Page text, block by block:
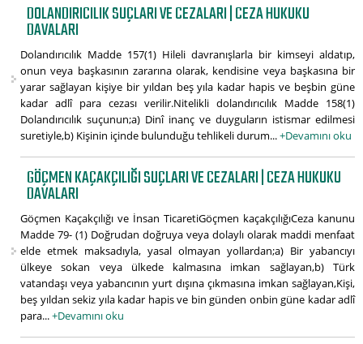
DOLANDIRICILIK SUÇLARI VE CEZALARI | CEZA HUKUKU
DAVALARI
Dolandırıcılık Madde 157(1) Hileli davranışlarla bir kimseyi aldatıp,
onun veya başkasının zararına olarak, kendisine veya başkasına bir
yarar sağlayan kişiye bir yıldan beş yıla kadar hapis ve beşbin güne
kadar adlî para cezası verilir.Nitelikli dolandırıcılık Madde 158(1)
Dolandırıcılık suçunun;a) Dinî inanç ve duyguların istismar edilmesi
suretiyle,b) Kişinin içinde bulunduğu tehlikeli durum...+Devamını oku
GÖÇMEN KAÇAKÇILIĞI SUÇLARI VE CEZALARI | CEZA HUKUKU
DAVALARI
Göçmen Kaçakçılığı ve İnsan TicaretiGöçmen kaçakçılığıCeza kanunu
Madde 79- (1) Doğrudan doğruya veya dolaylı olarak maddi menfaat
elde etmek maksadıyla, yasal olmayan yollardan;a) Bir yabancıyı
ülkeye sokan veya ülkede kalmasına imkan sağlayan,b) Türk
vatandaşı veya yabancının yurt dışına çıkmasına imkan sağlayan,Kişi,
beş yıldan sekiz yıla kadar hapis ve bin günden onbin güne kadar adlî
para...+Devamını oku